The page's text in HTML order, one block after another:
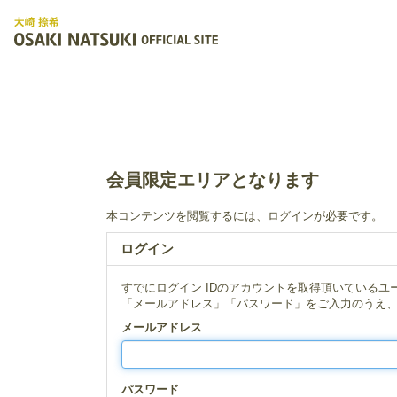
会員限定エリアとなります
本コンテンツを閲覧するには、ログインが必要です。
ログイン
すでにログイン IDのアカウントを取得頂いているユ
「メールアドレス」「パスワード」をご入力のうえ
メールアドレス
パスワード